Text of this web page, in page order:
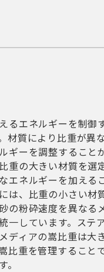
るエネルギーを制御
材質により比重が異
ギーを調整すること
重の大きい材質を選
エネルギーを加える
は、比重の小さい材
の粉砕速度を異なる
一しています。ステ
ディアの嵩比重は大
比重を管理すること
。